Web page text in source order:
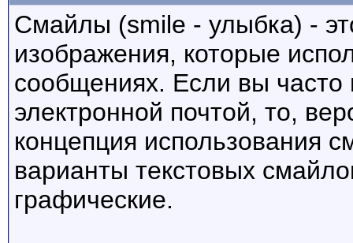
Смайлы (smile - улыбка) -
изображения, которые
сообщениях. Если вы часто
электронной почтой, то,
концепция использования
варианты текстовых
графические.